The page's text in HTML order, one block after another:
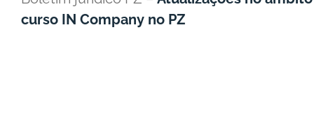
curso IN Company no PZ